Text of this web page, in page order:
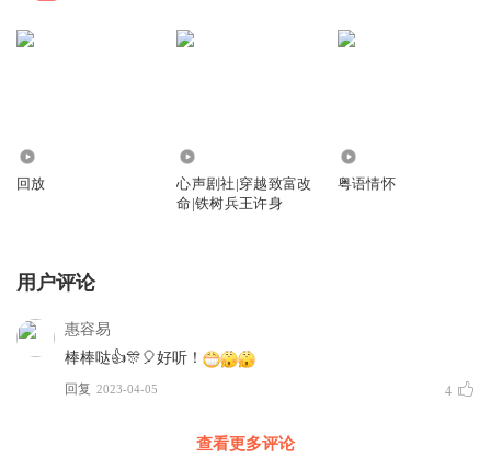
回放
心声剧社|穿越致富改
命|铁树兵王许身
粤语情怀
用户评论
惠容易
棒棒哒👍🎊🎈好听！
回复 2023-04-05 4
查看更多评论